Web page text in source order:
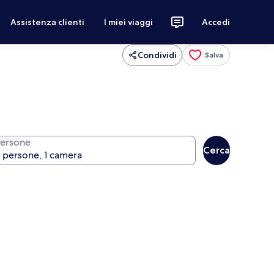
Assistenza clienti I miei viaggi Accedi
Condividi Salva
Cerca